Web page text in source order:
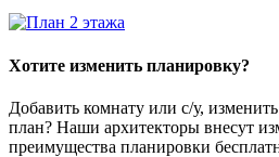
Хотите изменить планировку?
Добавить комнату или с/у,
план? Наши архитекторы внесут
преимущества планировки